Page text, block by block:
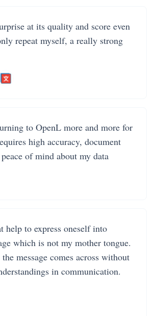
at its quality and score even
repeat myself, a really strong
to OpenL more and more for
high accuracy, document
of mind about my data.
help to express oneself into
which is not my mother tongue.
message comes across without
in communication.